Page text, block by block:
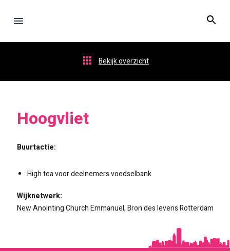
Bekijk overzicht
Hoogvliet
Buurtactie:
High tea voor deelnemers voedselbank
Wijknetwerk:
New Anointing Church Emmanuel, Bron des levens Rotterdam